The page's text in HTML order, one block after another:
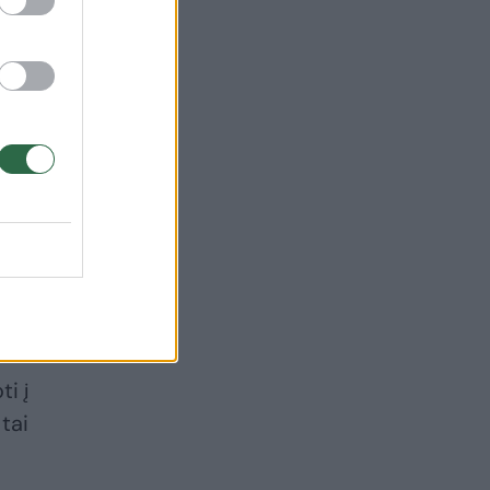
G. Palucko
kreipimąsi
→
į